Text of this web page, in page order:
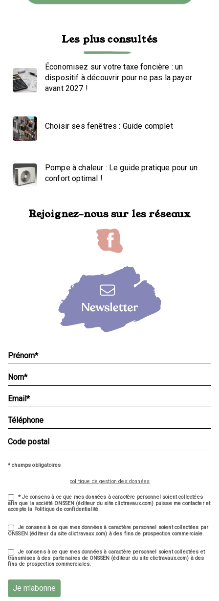
Les plus consultés
Économisez sur votre taxe foncière : un
dispositif à découvrir pour ne pas la payer
avant 2027 !
Choisir ses fenêtres : Guide complet
Pompe à chaleur : Le guide pratique pour un
confort optimal !
Rejoignez-nous sur les réseaux
* champs obligatoires
politique de gestion des données
* Je consens à ce que mes données à caractère personnel soient collectées
afin que la société ONSSEN (éditeur du site clictravaux.com) puisse me contacter et
accepte la Politique de confidentialité.
Je consens à ce que mes données à caractère personnel soient collectées par
ONSSEN (éditeur du site clictravaux.com) à des fins de prospection commerciale.
Je consens à ce que mes données à caractère personnel soient collectées et
transmises à des partenaires de ONSSEN (éditeur du site clictravaux.com) à des
fins de prospection commerciales.
Je m'abonne